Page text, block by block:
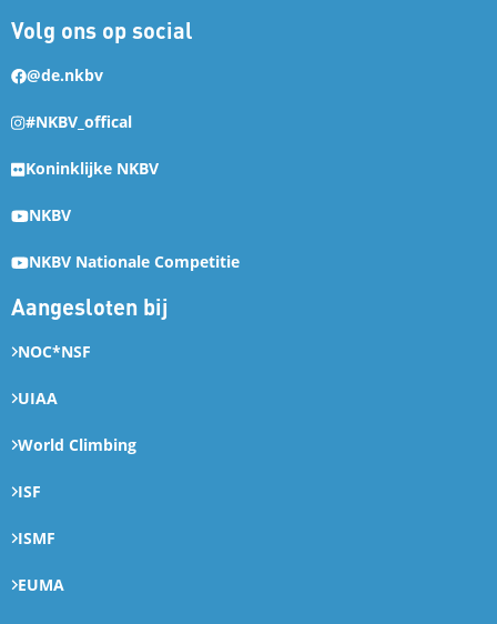
Volg ons op social
@de.nkbv
#NKBV_offical
Koninklijke NKBV
NKBV
NKBV Nationale Competitie
Aangesloten bij
NOC*NSF
UIAA
World Climbing
ISF
ISMF
EUMA